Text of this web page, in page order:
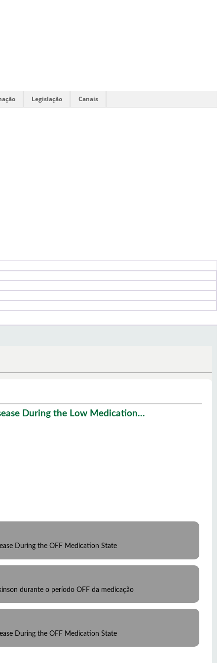
Legislação Canais
During the Low Medication...
During the OFF Medication State
durante o período OFF da medicação
During the OFF Medication State